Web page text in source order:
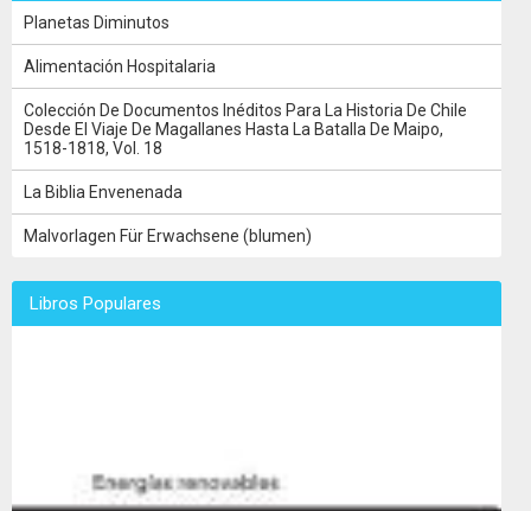
Planetas Diminutos
Alimentación Hospitalaria
Colección De Documentos Inéditos Para La Historia De Chile
Desde El Viaje De Magallanes Hasta La Batalla De Maipo,
1518-1818, Vol. 18
La Biblia Envenenada
Malvorlagen Für Erwachsene (blumen)
Libros Populares